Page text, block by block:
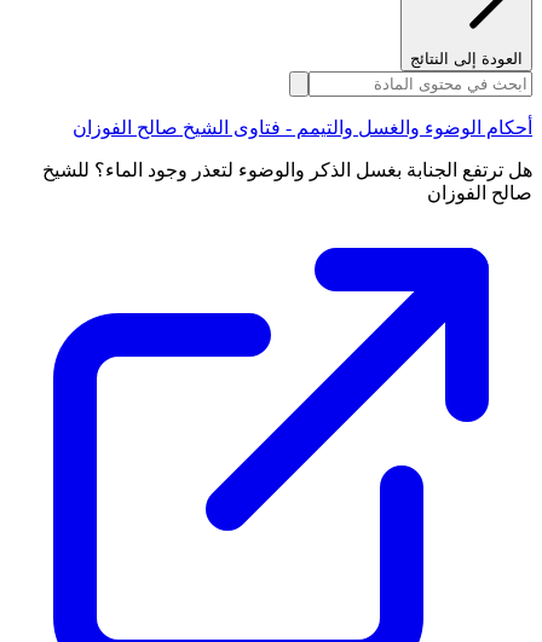
العودة إلى النتائج
أحكام الوضوء والغسل والتيمم - فتاوى الشيخ صالح الفوزان
هل ترتفع الجنابة بغسل الذكر والوضوء لتعذر وجود الماء؟ للشيخ
صالح الفوزان